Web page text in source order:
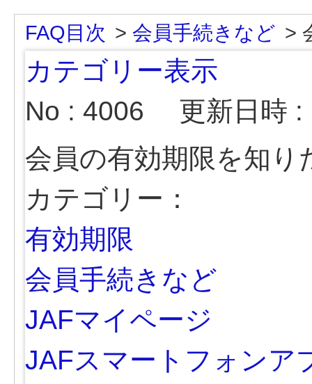
FAQ目次 > 会員手続きなど >
カテゴリー表示
No : 4006
更新日時
会員の有効期限を知り
カテゴリー：
有効期限
会員手続きなど
JAFマイページ
JAFスマートフォンア